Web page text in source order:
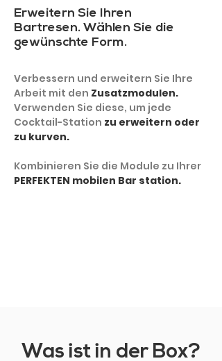
Erweitern Sie Ihren
Bartresen. Wählen Sie die
gewünschte Form.
Verbessern und erweitern Sie Ihre
Arbeit mit den Zusatzmodulen.
Verwenden Sie diese, um jede
Cocktail-Station zu erweitern oder
zu kurven.
Kombinieren Sie die Module zu Ihrer
PERFEKTEN mobilen Bar station.
Was ist in der Box?